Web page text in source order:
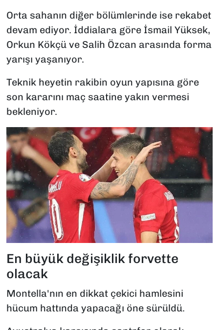
Orta sahanın diğer bölümlerinde ise rekabet
devam ediyor. İddialara göre İsmail Yüksek,
Orkun Kökçü ve Salih Özcan arasında forma
yarışı yaşanıyor.
Teknik heyetin rakibin oyun yapısına göre
son kararını maç saatine yakın vermesi
bekleniyor.
En büyük değişiklik forvette
olacak
Montella'nın en dikkat çekici hamlesini
hücum hattında yapacağı öne sürüldü.